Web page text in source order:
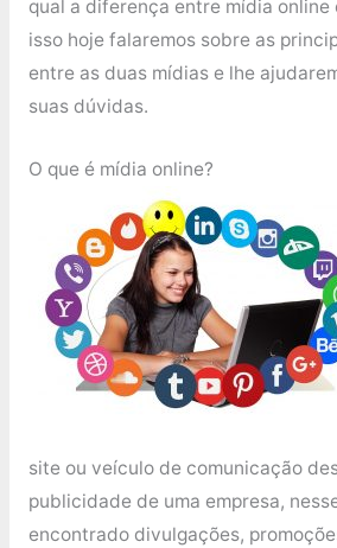
qual a diferença entre mídia
isso hoje falaremos sobre as
entre as duas mídias e lhe
suas dúvidas.
O que é mídia online?
site ou veículo de comunicação
publicidade de uma empresa,
encontrado divulgações,